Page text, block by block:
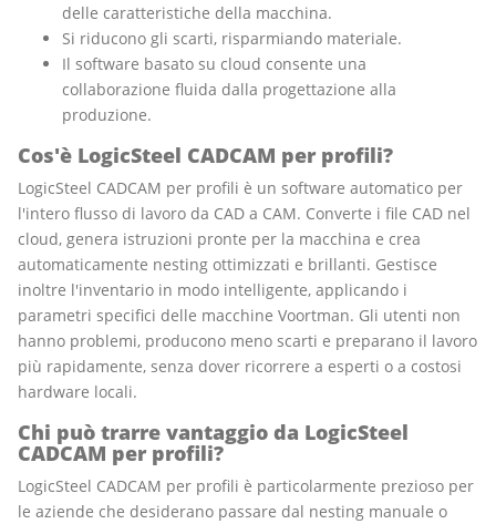
delle caratteristiche della macchina.
Si riducono gli scarti, risparmiando materiale.
Il software basato su cloud consente una
collaborazione fluida dalla progettazione alla
produzione.
Cos'è LogicSteel CADCAM per profili?
LogicSteel CADCAM per profili è un software automatico per
l'intero flusso di lavoro da CAD a CAM. Converte i file CAD nel
cloud, genera istruzioni pronte per la macchina e crea
automaticamente nesting ottimizzati e brillanti. Gestisce
inoltre l'inventario in modo intelligente, applicando i
parametri specifici delle macchine Voortman. Gli utenti non
hanno problemi, producono meno scarti e preparano il lavoro
più rapidamente, senza dover ricorrere a esperti o a costosi
hardware locali.
Chi può trarre vantaggio da LogicSteel
CADCAM per profili?
LogicSteel CADCAM per profili è particolarmente prezioso per
le aziende che desiderano passare dal nesting manuale o